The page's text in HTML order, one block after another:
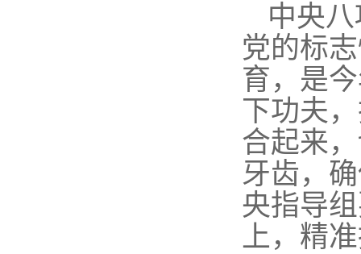
中央
党的标
育，是
下功夫
合起来
牙齿，
央指导
上，精